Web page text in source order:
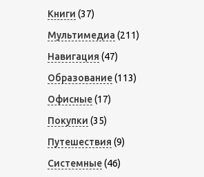
Книги (37)
Мультимедиа (211)
Навигация (47)
Образование(113)
Офисные(17)
Покупки (35)
Путешествия (9)
Системные(46)